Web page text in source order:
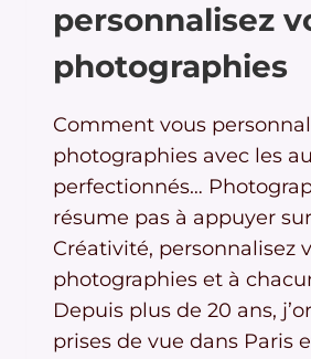
personnalisez
photographies
Comment vous
photographies avec les
perfectionnés…
résume pas à appuyer
Créativité, personnalisez
photographies et à
Depuis plus de 20 ans,
prises de vue dans Paris